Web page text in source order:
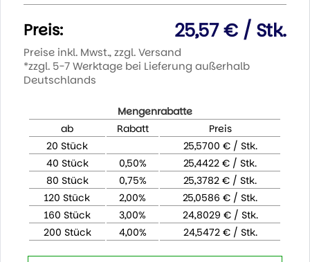
Preis: 25,57 € / Stk.
Preise inkl. Mwst., zzgl. Versand
*zzgl. 5-7 Werktage bei Lieferung außerhalb
Deutschlands
Mengenrabatte
ab
Rabatt
Preis
20 Stück
25,5700 € / Stk.
40 Stück
0,50%
25,4422 € / Stk.
80 Stück
0,75%
25,3782 € / Stk.
120 Stück
2,00%
25,0586 € / Stk.
160 Stück
3,00%
24,8029 € / Stk.
200 Stück
4,00% 24,5472 € / Stk.